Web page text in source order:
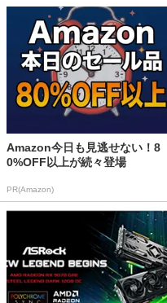
Amazon今日も見逃せない！8
0%OFF以上が続々登場
PR(Amazon)